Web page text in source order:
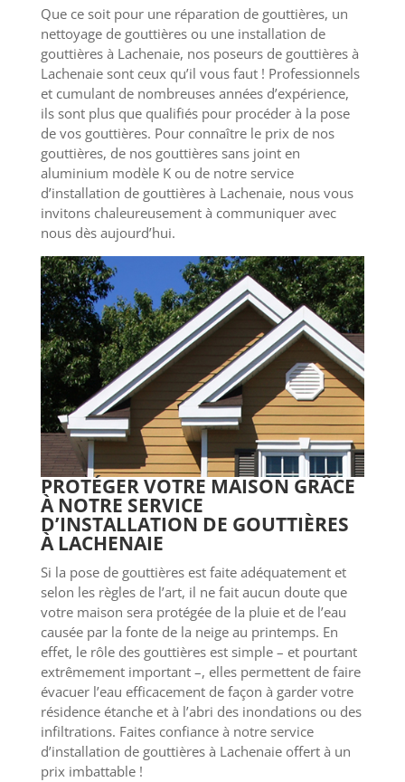
Que ce soit pour une réparation de gouttières, un
nettoyage de gouttières ou une installation de
gouttières à Lachenaie, nos poseurs de gouttières à
Lachenaie sont ceux qu’il vous faut ! Professionnels
et cumulant de nombreuses années d’expérience,
ils sont plus que qualifiés pour procéder à la pose
de vos gouttières. Pour connaître le prix de nos
gouttières, de nos gouttières sans joint en
aluminium modèle K ou de notre service
d’installation de gouttières à Lachenaie, nous vous
invitons chaleureusement à communiquer avec
nous dès aujourd’hui.
PROTÉGER VOTRE MAISON GRÂCE
À NOTRE SERVICE
D’INSTALLATION DE GOUTTIÈRES
À LACHENAIE
Si la pose de gouttières est faite adéquatement et
selon les règles de l’art, il ne fait aucun doute que
votre maison sera protégée de la pluie et de l’eau
causée par la fonte de la neige au printemps. En
effet, le rôle des gouttières est simple – et pourtant
extrêmement important –, elles permettent de faire
évacuer l’eau efficacement de façon à garder votre
résidence étanche et à l’abri des inondations ou des
infiltrations. Faites confiance à notre service
d’installation de gouttières à Lachenaie offert à un
prix imbattable !